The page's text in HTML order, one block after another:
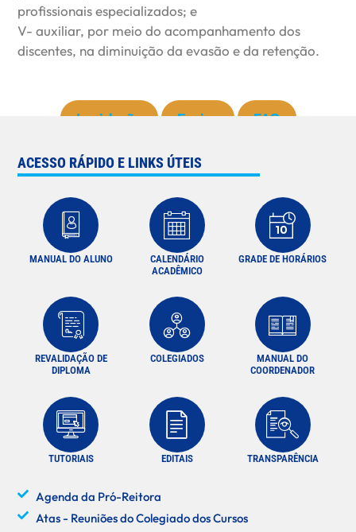
profissionais especializados; e
V- auxiliar, por meio do acompanhamento dos
discentes, na diminuição da evasão e da retenção.
Legislação Equipe FAQ
ACESSO RÁPIDO E LINKS ÚTEIS
MANUAL DO ALUNO
CALENDÁRIO
ACADÊMICO
GRADE DE HORÁRIOS
REVALIDAÇÃO DE
DIPLOMA
COLEGIADOS
MANUAL DO
COORDENADOR
TUTORIAIS EDITAIS TRANSPARÊNCIA
Agenda da Pró-Reitora
Atas - Reuniões do Colegiado dos Cursos